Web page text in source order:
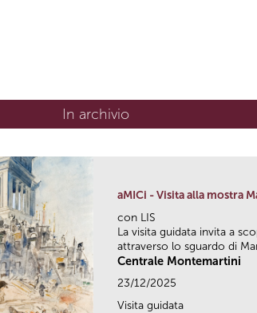
In archivio
aMICi - Visita alla mostra
con LIS
La visita guidata invita a
attraverso lo sguardo di
Centrale Montemartini
23/12/2025
Visita guidata